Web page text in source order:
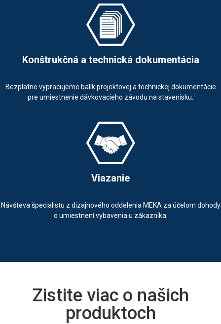
Konštrukčná a technická dokumentácia
Bezplatne vypracujeme balík projektovej a technickej dokumentácie
pre umiestnenie dávkovacieho závodu na stavenisku.
Viazanie
Návšteva špecialistu z dizajnového oddelenia MEKA za účelom dohody
o umiestnení vybavenia u zákazníka.
Zistite viac o našich
produktoch